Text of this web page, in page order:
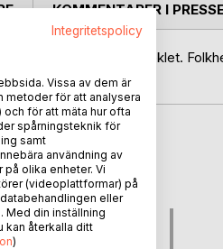
på det gångna halvseklet.
KOMMENTARER I
HOSBoD
Integritetspolicy
Vissa av dem är
metoder för att analysera
för att mäta hur ofta
spårningsteknik för
samt
användning av
olika enheter. Vi
(videoplattformar) på
eller
Med din inställning
kan återkalla ditt
)